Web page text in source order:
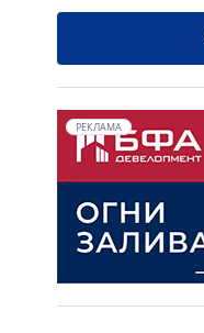
РЕКЛАМА